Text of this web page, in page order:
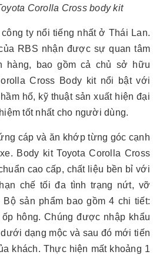
Corolla Cross body kit
ty nổi tiếng nhất ở Thái Lan.
RBS nhận được sự quan tâm
hàng, bao gồm cả chủ sở hữu
Cross Body kit nổi bật với
hố, kỹ thuật sản xuất hiện đại
tốt nhất cho người dùng.
cáp và ăn khớp từng góc cạnh
Body kit Toyota Corolla Cross
cao cấp, chất liệu bền bỉ với
chế tối đa tình trạng nứt, vỡ
sản phẩm bao gồm 4 chi tiết:
hông. Chúng được nhập khẩu
dạng mộc và sau đó mới tiến
khách. Thực hiện mất khoảng 1